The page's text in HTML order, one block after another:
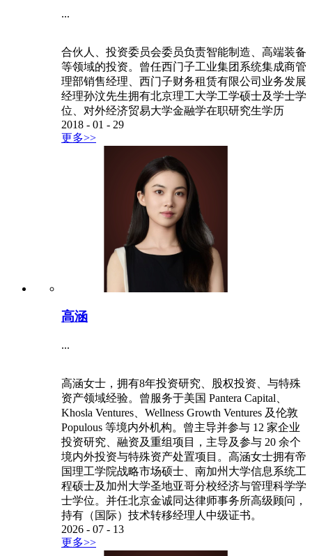
...
合伙人、投资委员会委员负责智能制造、高端装备
等领域的投资。曾任西门子工业集团系统集成商管
理部销售经理、西门子财务租赁有限公司业务发展
经理孙汶先生拥有北京理工大学工学硕士及学士学
位、对外经济贸易大学金融学在职研究生学历
2018 - 01 - 29
更多>>
高涵
...
高涵女士，拥有8年投资研究、股权投资、与特殊
资产领域经验。曾服务于美国 Pantera Capital、
Khosla Ventures、Wellness Growth Ventures 及伦敦
Populous 等境内外机构。曾主导并参与 12 家企业
投资研究、融资及重组项目，主导及参与 20 余个
境内外投资与特殊资产处置项目。高涵女士拥有帝
国理工学院战略市场硕士、南加州大学信息系统工
程硕士及加州大学圣地亚哥分校经济与管理科学学
士学位。并任北京金诚同达律师事务所高级顾问，
持有（国际）技术转移经理人中级证书。
2026 - 07 - 13
更多>>